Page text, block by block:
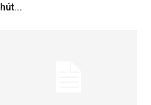
hút...